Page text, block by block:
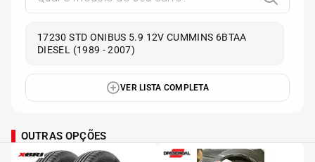
17230 STD ONIBUS 5.9 12V CUMMINS 6BTAA
DIESEL (1989 - 2007)
VER LISTA COMPLETA
OUTRAS OPÇÕES